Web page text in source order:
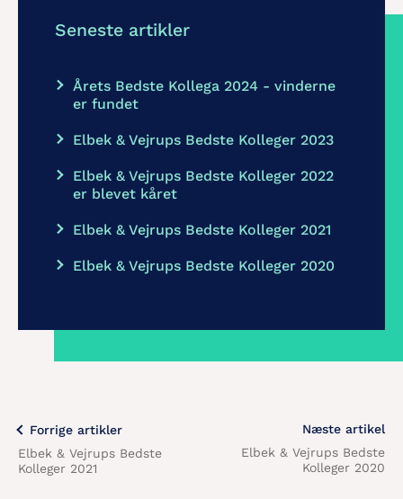
Seneste artikler
Årets Bedste Kollega 2024 - vinderne
er fundet
Elbek & Vejrups Bedste Kolleger 2023
Elbek & Vejrups Bedste Kolleger 2022
er blevet kåret
Elbek & Vejrups Bedste Kolleger 2021
Elbek & Vejrups Bedste Kolleger 2020
Forrige artikler
Elbek & Vejrups Bedste
Kolleger 2021
Næste artikel
Elbek & Vejrups Bedste
Kolleger 2020